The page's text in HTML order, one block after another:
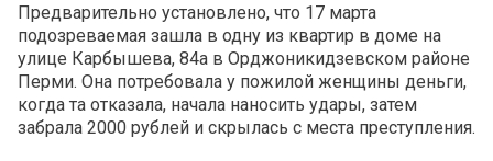
Предварительно установлено, что 17 марта
подозреваемая зашла в одну из квартир в доме на
улице Карбышева, 84а в Орджоникидзевском районе
Перми. Она потребовала у пожилой женщины деньги,
когда та отказала, начала наносить удары, затем
забрала 2000 рублей и скрылась с места преступления.